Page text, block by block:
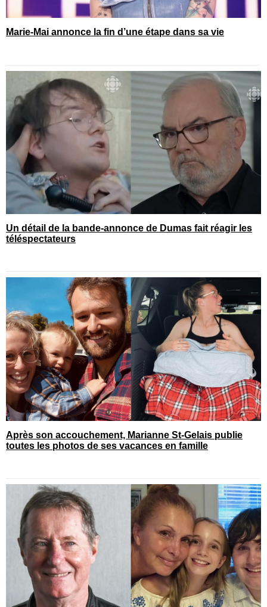
Marie-Mai annonce la fin d’une étape dans sa vie
Un détail de la bande-annonce de Dumas fait réagir les
téléspectateurs
Après son accouchement, Marianne St-Gelais publie
toutes les photos de ses vacances en famille